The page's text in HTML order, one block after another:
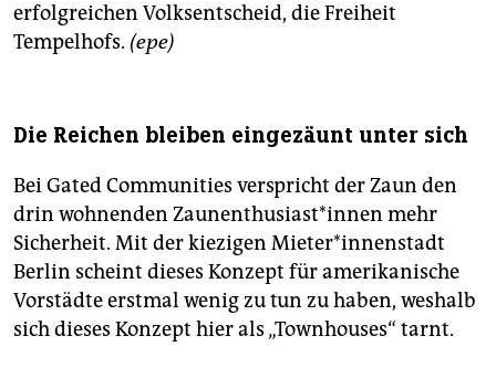
erfolgreichen Volksentscheid, die Freiheit
Tempelhofs. (epe)
Die Reichen bleiben eingezäunt unter sich
Bei Gated Communities verspricht der Zaun den
drin wohnenden Zau­nenthu­si­as­t*in­nen mehr
Sicherheit. Mit der kiezigen Mie­te­r*in­nen­stadt
Berlin scheint dieses Konzept für amerikanische
Vorstädte erstmal wenig zu tun zu haben, weshalb
sich dieses Konzept hier als „Townhouses“ tarnt.